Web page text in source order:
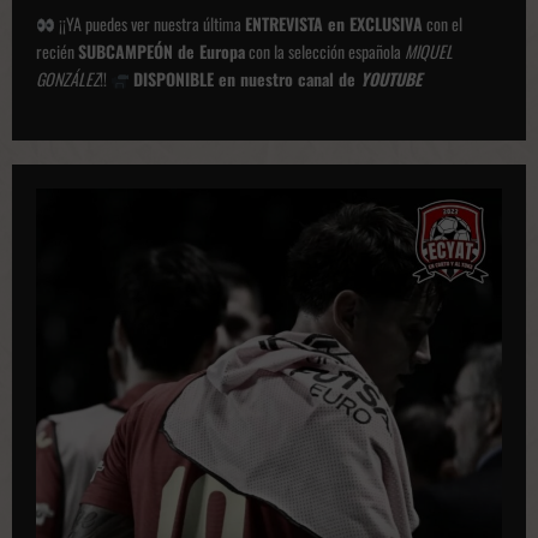
¡¡YA puedes ver nuestra última ENTREVISTA en EXCLUSIVAcon el
reciénSUBCAMPEÓN de Europacon la selección española MIQUEL
GONZÁLEZ!! DISPONIBLE en nuestro canal de YOUTUBE